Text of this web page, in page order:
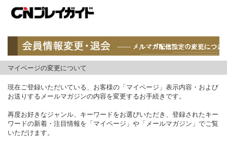
マイページの変更について
現在ご登録いただいている、お客様の「マイページ」表示内容・および
お送りするメールマガジンの内容を変更するお手続きです。
再度お好きなジャンル、キーワードをお選びいただき、登録されたキー
ワードの新着・注目情報を「マイページ」や「メールマガジン」でご覧
いただけます。